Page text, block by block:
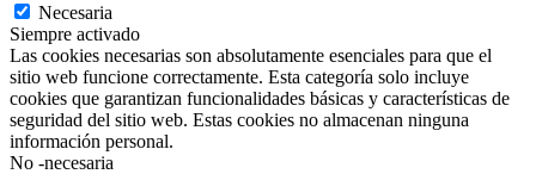
Necesaria
Siempre activado
Las cookies necesarias son absolutamente esenciales para que el
sitio web funcione correctamente. Esta categoría solo incluye
cookies que garantizan funcionalidades básicas y características de
seguridad del sitio web. Estas cookies no almacenan ninguna
información personal.
No -necesaria